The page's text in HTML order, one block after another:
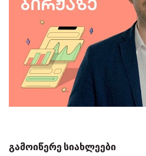
გამოიწერე სიახლეები